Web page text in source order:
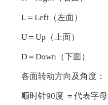
L＝Left（左面）
U＝Up（上面）
D＝Down（下面）
各面转动方向及角度：
顺时针90度 ＝代表字母